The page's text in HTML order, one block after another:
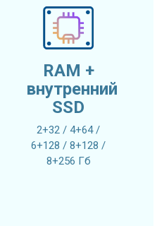
RAM +
внутренний
SSD
2+32 / 4+64 /
6+128 / 8+128 /
8+256 Гб